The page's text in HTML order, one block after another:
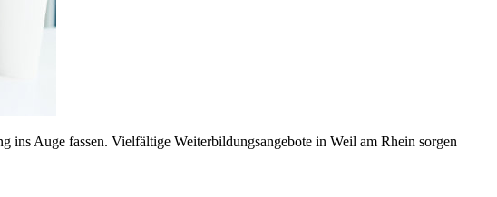
ins Auge fassen. Vielfältige Weiterbildungsangebote in Weil am Rhein sorgen